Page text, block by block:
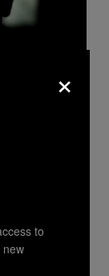
Dogg
me
me
los
×
to
new